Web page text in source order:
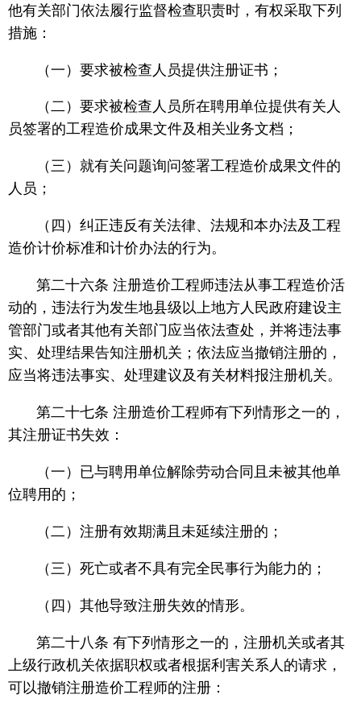
他有关部门依法履行监督检查职责时，有权采取下列
措施：
（一）要求被检查人员提供注册证书；
（二）要求被检查人员所在聘用单位提供有关人
员签署的工程造价成果文件及相关业务文档；
（三）就有关问题询问签署工程造价成果文件的
人员；
（四）纠正违反有关法律、法规和本办法及工程
造价计价标准和计价办法的行为。
第二十六条 注册造价工程师违法从事工程造价活
动的，违法行为发生地县级以上地方人民政府建设主
管部门或者其他有关部门应当依法查处，并将违法事
实、处理结果告知注册机关；依法应当撤销注册的，
应当将违法事实、处理建议及有关材料报注册机关。
第二十七条 注册造价工程师有下列情形之一的，
其注册证书失效：
（一）已与聘用单位解除劳动合同且未被其他单
位聘用的；
（二）注册有效期满且未延续注册的；
（三）死亡或者不具有完全民事行为能力的；
（四）其他导致注册失效的情形。
第二十八条 有下列情形之一的，注册机关或者其
上级行政机关依据职权或者根据利害关系人的请求，
可以撤销注册造价工程师的注册：